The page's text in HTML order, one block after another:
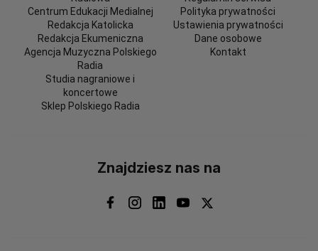
Centrum Edukacji Medialnej
Redakcja Katolicka
Redakcja Ekumeniczna
Agencja Muzyczna Polskiego
Radia
Studia nagraniowe i
koncertowe
Sklep Polskiego Radia
Polityka prywatności
Ustawienia prywatności
Dane osobowe
Kontakt
Znajdziesz nas na